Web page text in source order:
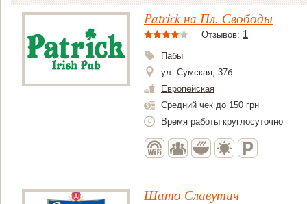
Patrick на Пл. Свободы
Отзывов: 1
Пабы
ул. Сумская, 37б
Европейская
Средний чек до 150 грн
Время работы круглосуточно
Шато Славутич